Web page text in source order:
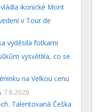
ikonické Mont
v Tour de
vyděsila fotkami
vysvětlila, co se
na Velkou cenu
7.8.2026
Talentovaná Češka